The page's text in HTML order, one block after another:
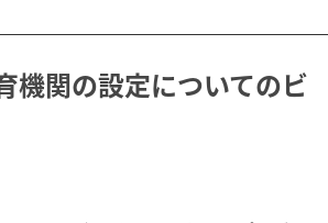
機関の設定についてのビ